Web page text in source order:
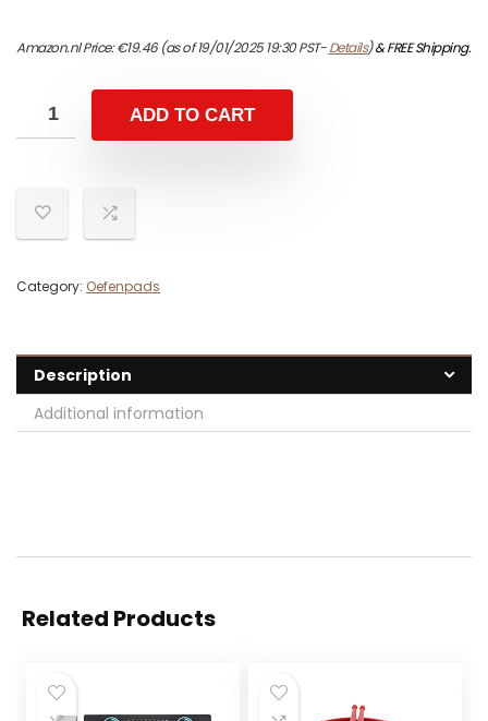
Amazon.nl Price:€19.46(as of 19/01/2025 19:30 PST-Details)&FREE Shipping.
ADD TO CART
Category: Oefenpads
Description
Additional information
Related Products